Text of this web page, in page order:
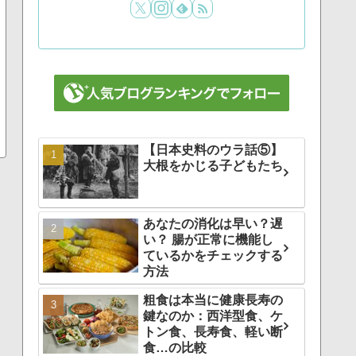
【日本史料のウラ話⑤】
大根をかじる子どもたち
あなたの消化は早い？遅
い？ 腸が正常に機能し
ているかをチェックする
方法
粗食は本当に健康長寿の
鍵なのか：西洋型食、ケ
トン食、長寿食、軽い断
食…の比較